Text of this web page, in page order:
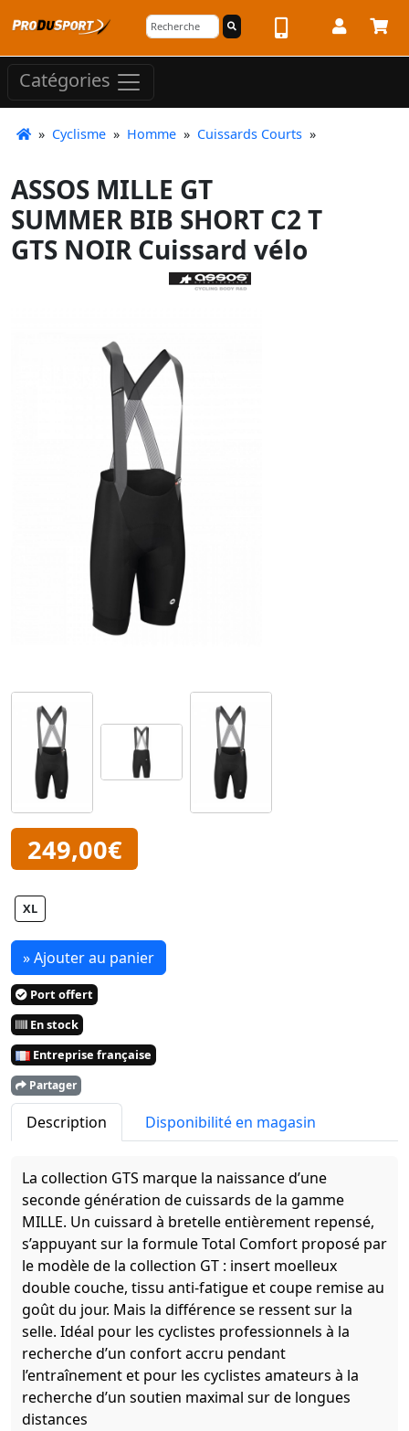
Catégories
» Cyclisme » Homme » Cuissards Courts »
ASSOS MILLE GT
SUMMER BIB SHORT C2 T
GTS NOIR Cuissard vélo
249,00€
XL
» Ajouter au panier
Port offert
En stock
Entreprise française
Partager
Description Disponibilité en magasin
La collection GTS marque la naissance d’une
seconde génération de cuissards de la gamme
MILLE. Un cuissard à bretelle entièrement repensé,
s’appuyant sur la formule Total Comfort proposé par
le modèle de la collection GT : insert moelleux
double couche, tissu anti-fatigue et coupe remise au
goût du jour. Mais la différence se ressent sur la
selle. Idéal pour les cyclistes professionnels à la
recherche d’un confort accru pendant
l’entraînement et pour les cyclistes amateurs à la
recherche d’un soutien maximal sur de longues
distances